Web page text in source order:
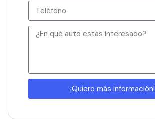
¡Quiero más información!